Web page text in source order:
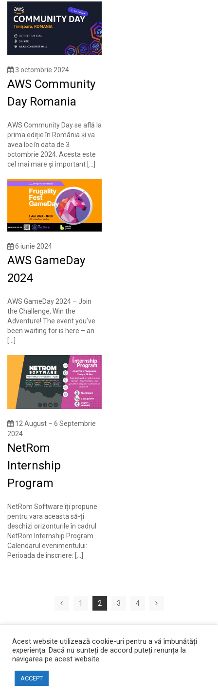
3 octombrie 2024
AWS Community
Day Romania
AWS Community Day se află la
prima ediție în România și va
avea loc în data de 3
octombrie 2024. Acesta este
cel mai mare și important […]
6 iunie 2024
AWS GameDay
2024
AWS GameDay 2024 – Join
the Challenge, Win the
Adventure! The event you’ve
been waiting for is here – an
[…]
12 August – 6 Septembrie
2024
NetRom
Internship
Program
NetRom Software îți propune
pentru vara aceasta să-ți
deschizi orizonturile în cadrul
NetRom Internship Program
Calendarul evenimentului:
Perioada de înscriere: […]
pagination
1 2 3 4
Acest website utilizează cookie-uri pentru a vă îmbunătăți
experiența. Dacă nu sunteți de accord puteți renunța la
navigarea pe acest website.
ACCEPT